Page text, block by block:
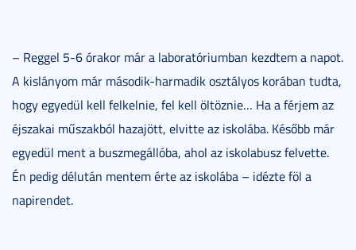
– Reggel 5-6 órakor már a laboratóriumban kezdtem a napot.
A kislányom már második-harmadik osztályos korában tudta,
hogy egyedül kell felkelnie, fel kell öltöznie… Ha a férjem az
éjszakai műszakból hazajött, elvitte az iskolába. Később már
egyedül ment a buszmegállóba, ahol az iskolabusz felvette.
Én pedig délután mentem érte az iskolába – idézte föl a
napirendet.